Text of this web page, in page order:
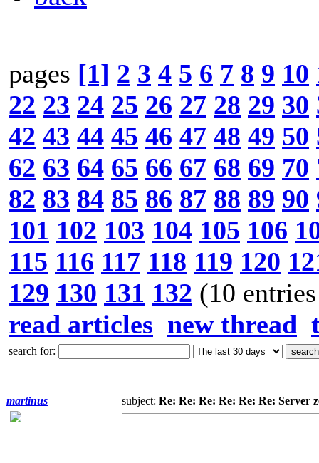
pages [1] 2 3 4 5 6 7 8 9 10
22 23 24 25 26 27 28 29 30
42 43 44 45 46 47 48 49 50
62 63 64 65 66 67 68 69 70
82 83 84 85 86 87 88 89 90
101 102 103 104 105 106
115 116 117 118 119 120
129 130 131 132 (10
read articles new thread
search for:
martinus subject: Re: Re: Re: Re: Re: Re: Server